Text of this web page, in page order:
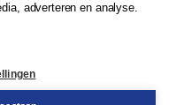
adverteren en analyse.